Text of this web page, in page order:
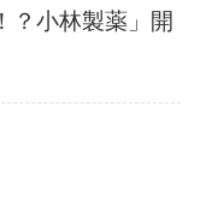
？小林製薬」開